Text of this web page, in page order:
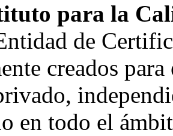
para la
de
creados
en todo el